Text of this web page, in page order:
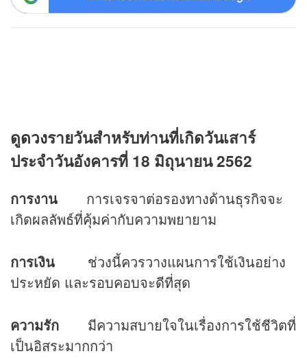
ดูดวงรายวันสำหรับท่านที่เกิดวันเสาร์
ประจำวันอังคารที่ 18 มิถุนายน 2562
การงาน การเจรจาต่อรองทางด้านธุรกิจจะ
เกิดผลลัพธ์ที่คุ้มค่ากับความพยายาม
การเงิน ช่วงนี้ควรวางแผนการใช้เงินอย่าง
ประหยัด และรอบคอบจะดีที่สุด
ความรัก มีความสบายใจในเรื่องการใช้ชีวิตที่
เป็นอิสระมากกว่า